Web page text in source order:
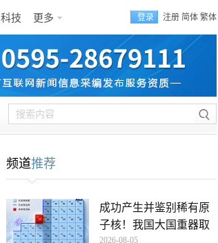
科技 更多 登录 注册 简体 繁体
频道推荐
成功产生并鉴别稀有原
子核！我国大国重器取
2026-08-05